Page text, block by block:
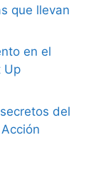
que llevan
en el
Up
del